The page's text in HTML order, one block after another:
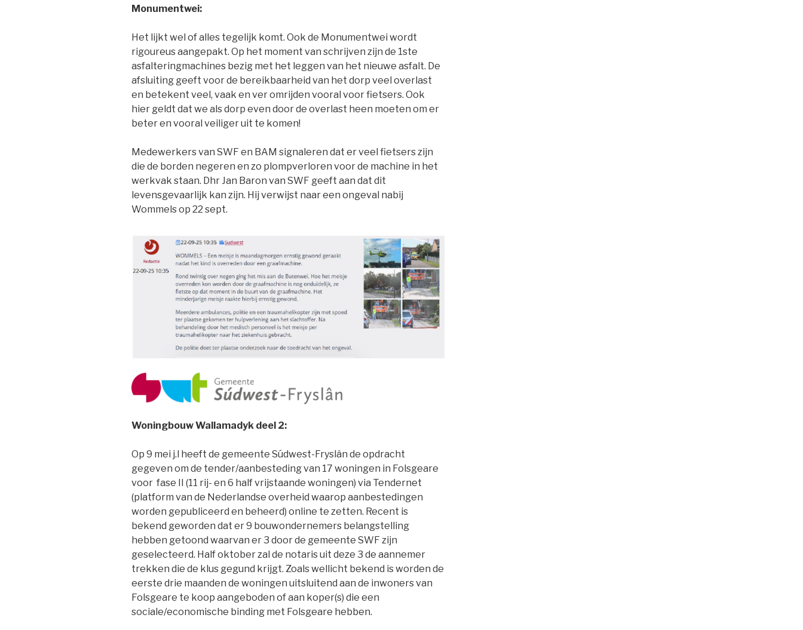
Monumentwei:
Het lijkt wel of alles tegelijk komt. Ook de Monumentwei wordt
rigoureus aangepakt. Op het moment van schrijven zijn de 1ste
asfalteringmachines bezig met het leggen van het nieuwe asfalt. De
afsluiting geeft voor de bereikbaarheid van het dorp veel overlast
en betekent veel, vaak en ver omrijden vooral voor fietsers. Ook
hier geldt dat we als dorp even door de overlast heen moeten om er
beter en vooral veiliger uit te komen!
Medewerkers van SWF en BAM signaleren dat er veel fietsers zijn
die de borden negeren en zo plompverloren voor de machine in het
werkvak staan. Dhr Jan Baron van SWF geeft aan dat dit
levensgevaarlijk kan zijn. Hij verwijst naar een ongeval nabij
Wommels op 22 sept.
Woningbouw Wallamadyk deel 2:
Op 9 mei j.l heeft de gemeente Súdwest-Fryslân de opdracht
gegeven om de tender/aanbesteding van 17 woningen in Folsgeare
voor fase II (11 rij- en 6 half vrijstaande woningen) via Tendernet
(platform van de Nederlandse overheid waarop aanbestedingen
worden gepubliceerd en beheerd) online te zetten. Recent is
bekend geworden dat er 9 bouwondernemers belangstelling
hebben getoond waarvan er 3 door de gemeente SWF zijn
geselecteerd. Half oktober zal de notaris uit deze 3 de aannemer
trekken die de klus gegund krijgt. Zoals wellicht bekend is worden de
eerste drie maanden de woningen uitsluitend aan de inwoners van
Folsgeare te koop aangeboden of aan koper(s) die een
sociale/economische binding met Folsgeare hebben.